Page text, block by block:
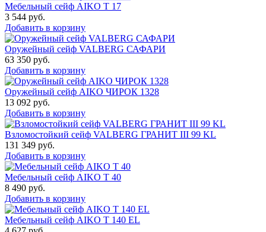
Мебельный сейф AIKO Т 17
3 544 руб.
Добавить в корзину
Оружейный сейф VALBERG САФАРИ
63 350 руб.
Добавить в корзину
Оружейный сейф AIKO ЧИРОК 1328
13 092 руб.
Добавить в корзину
Взломостойкий сейф VALBERG ГРАНИТ III 99 KL
131 349 руб.
Добавить в корзину
Мебельный сейф AIKO Т 40
8 490 руб.
Добавить в корзину
Мебельный сейф AIKO T 140 EL